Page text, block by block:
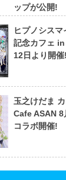
ップが公開!
ヒプノシスマ
記念カフェ in
12日より開催!
玉之けだま
Cafe ASAN 8
コラボ開催!